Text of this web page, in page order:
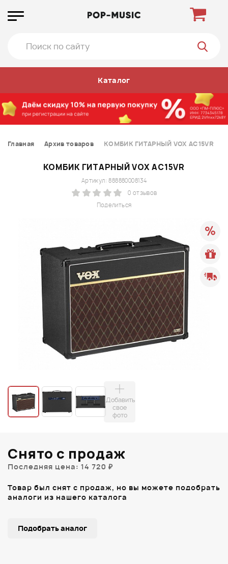
Каталог
Главная Архив товаров КОМБИК ГИТАРНЫЙ VOX AC15VR
КОМБИК ГИТАРНЫЙ VOX AC15VR
Поделиться
Артикул: 888880008134
0 отзывов
Добавить
свое
фото
Снято с продаж
Последняя цена: 14 720 ₽
Товар был снят с продаж, но вы можете подобрать
аналоги из нашего каталога
Подобрать аналог